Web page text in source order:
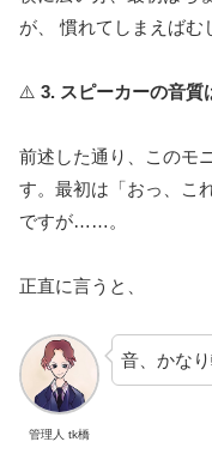
が、 慣れてしまえばむ
⚠️ 3. スピーカーの音質
前述した通り、このモ
す。最初は「おっ、こ
ですが……。
正直に言うと、
管理人 tk橋
音、かなり